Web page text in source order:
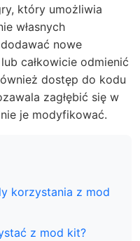
który umożliwia
własnych
nowe
całkowicie odmienić
dostęp do kodu
zagłębić się w
je modyfikować.
korzystania z mod
z mod kit?